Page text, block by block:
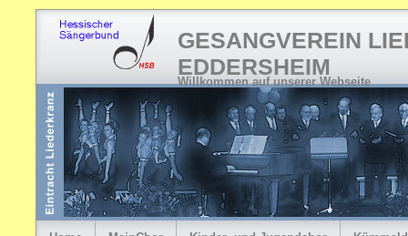
GESANGVEREIN
EDDERSHEIM
Willkommen auf unserer Webseite